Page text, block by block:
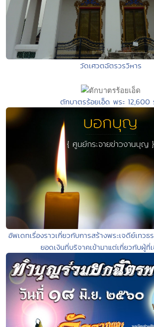
วัดเศวตฉัตรวรวิหาร
ตักบาตรร้อยเอ็ด พระ 12,600
อัพเดทเรื่องราวเกี่ยวกับการสร้างพระเจดีย์เทว
ยอดเงินที่บริจาคเข้ามาแต่เกี่ยวกับผู้ที่